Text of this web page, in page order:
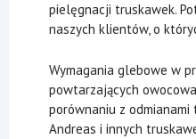
pielęgnacji truskawek.
naszych klientów, o
Wymagania glebowe w
powtarzających
porównaniu z odmianami
Andreas i innych